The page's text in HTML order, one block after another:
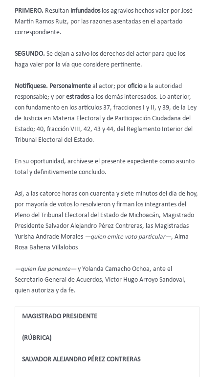
PRIMERO. Resultan infundados los agravios hechos valer por José
Martín Ramos Ruiz, por las razones asentadas en el apartado
correspondiente.
SEGUNDO. Se dejan a salvo los derechos del actor para que los
haga valer por la vía que considere pertinente.
Notifíquese. Personalmente al actor; por oficioa la autoridad
responsable; y por estradosa los demás interesados. Lo anterior,
con fundamento en los artículos 37, fracciones I y II, y 39, de la Ley
de Justicia en Materia Electoral y de Participación Ciudadana del
Estado; 40, fracción VIII, 42, 43 y 44, del Reglamento Interior del
Tribunal Electoral del Estado.
En su oportunidad, archívese el presente expediente como asunto
total y definitivamente concluido.
Así, a las catorce horas con cuarenta y siete minutos del día de hoy,
por mayoría de votos lo resolvieron y firman los integrantes del
Pleno del Tribunal Electoral del Estado de Michoacán, Magistrado
Presidente Salvador Alejandro Pérez Contreras, las Magistradas
Yurisha Andrade Morales —quien emite voto particular—, Alma
Rosa Bahena Villalobos
—quien fue ponente—y Yolanda Camacho Ochoa, ante el
Secretario General de Acuerdos, Víctor Hugo Arroyo Sandoval,
quien autoriza y da fe.
MAGISTRADO PRESIDENTE
(RÚBRICA)
SALVADOR ALEJANDRO PÉREZ CONTRERAS